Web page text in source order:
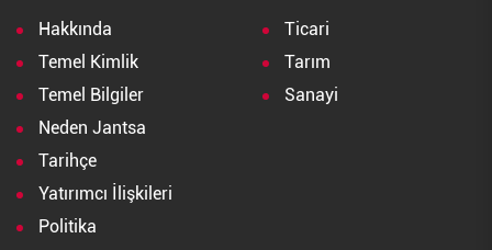
Hakkında
Temel Kimlik
Temel Bilgiler
Neden Jantsa
Tarihçe
Yatırımcı İlişkileri
Politika
Ticari
Tarım
Sanayi